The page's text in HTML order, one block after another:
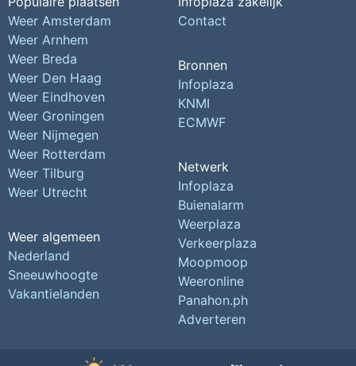
Weer Amsterdam
Weer Arnhem
Weer Breda
Weer Den Haag
Weer Eindhoven
Weer Groningen
Weer Nijmegen
Weer Rotterdam
Weer Tilburg
Weer Utrecht
Weer algemeen
Nederland
Sneeuwhoogte
Vakantielanden
Contact
Bronnen
Infoplaza
KNMI
ECMWF
Netwerk
Infoplaza
Buienalarm
Weerplaza
Verkeerplaza
Moopmoop
Weeronline
Panahon.ph
Adverteren